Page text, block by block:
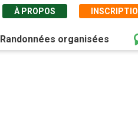
À PROPOS
Randonnées organisées